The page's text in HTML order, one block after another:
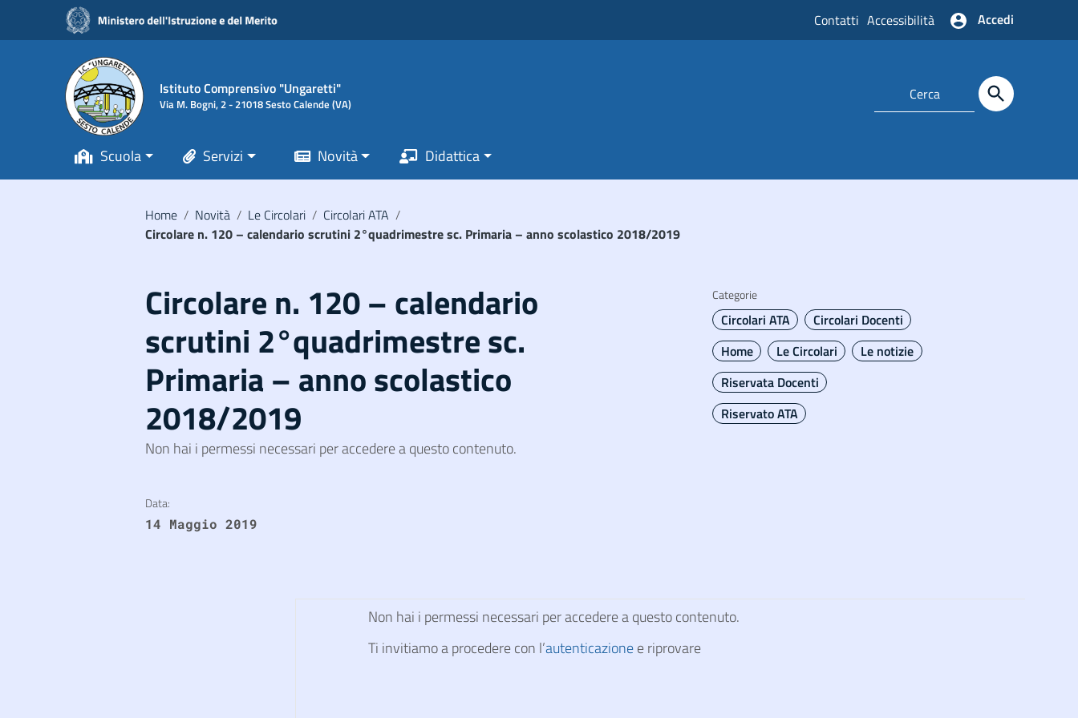
Vai ai contenuti
Vai al menu di navigazione
Vai al footer
Contatti Accessibilità Accedi
Istituto Comprensivo "Ungaretti"
Via M. Bogni, 2 - 21018 Sesto Calende (VA)
Scuola Servizi Novità Didattica
Home / Novità / Le Circolari / Circolari ATA /
Circolare n. 120 – calendario scrutini 2°quadrimestre sc. Primaria – anno scolastico 2018/2019
Circolare n. 120 – calendario
scrutini 2°quadrimestre sc.
Primaria – anno scolastico
2018/2019
Non hai i permessi necessari per accedere a questo contenuto.
Categorie
Circolari ATA
Circolari Docenti
Home
Le Circolari
Le notizie
Riservata Docenti
Riservato ATA
Data:
14 Maggio 2019
Non hai i permessi necessari per accedere a questo contenuto.
Ti invitiamo a procedere con l’autenticazionee riprovare